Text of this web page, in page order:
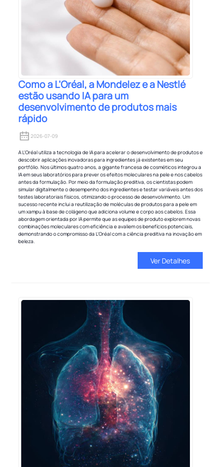
Como a L'Oréal, a Mondelez e a Nestlé
estão usando IA para um
desenvolvimento de produtos mais
rápido
2026-07-09
A L'Oréal utiliza a tecnologia de IA para acelerar o desenvolvimento de produtos e
descobrir aplicações inovadoras para ingredientes já existentes em seu
portfólio. Nos últimos quatro anos, a gigante francesa de cosméticos integrou a
IA em seus laboratórios para prever os efeitos moleculares na pele e nos cabelos
antes da formulação. Por meio da formulação preditiva, os cientistas podem
simular digitalmente o desempenho dos ingredientes e testar variáveis ​​antes dos
testes laboratoriais físicos, otimizando o processo de desenvolvimento. Um
sucesso recente inclui a reutilização de moléculas de produtos para a pele em
um xampu à base de colágeno que adiciona volume e corpo aos cabelos. Essa
abordagem orientada por IA permite que as equipes de produto explorem novas
combinações moleculares com eficiência e avaliem os benefícios potenciais,
demonstrando o compromisso da L'Oréal com a ciência preditiva na inovação em
beleza.
Ver Detalhes